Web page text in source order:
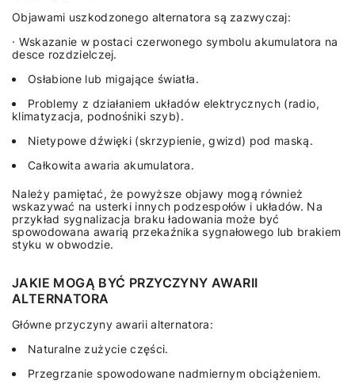
Objawami uszkodzonego alternatora są zazwyczaj:
· Wskazanie w postaci czerwonego symbolu akumulatora na
desce rozdzielczej.
Osłabione lub migające światła.
Problemy z działaniem układów elektrycznych (radio,
klimatyzacja, podnośniki szyb).
Nietypowe dźwięki (skrzypienie, gwizd) pod maską.
Całkowita awaria akumulatora.
Należy pamiętać, że powyższe objawy mogą również
wskazywać na usterki innych podzespołów i układów. Na
przykład sygnalizacja braku ładowania może być
spowodowana awarią przekaźnika sygnałowego lub brakiem
styku w obwodzie.
JAKIE MOGĄ BYĆ PRZYCZYNY AWARII
ALTERNATORA
Główne przyczyny awarii alternatora:
Naturalne zużycie części.
Przegrzanie spowodowane nadmiernym obciążeniem.